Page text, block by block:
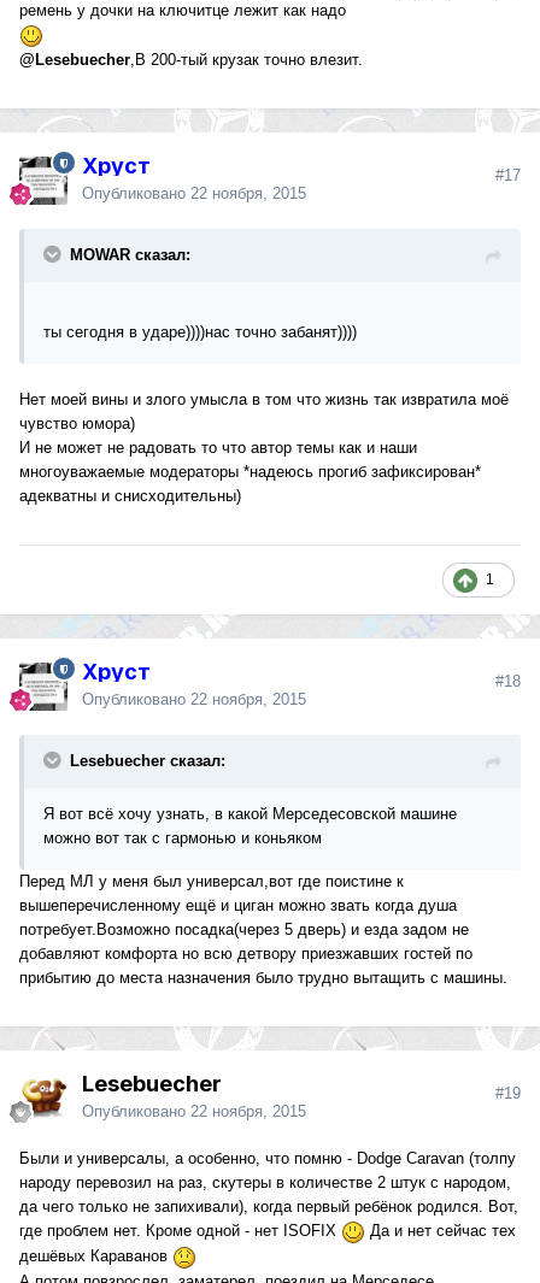
ремень у дочки на ключитце лежит как надо
@Lesebuecher ,В 200-тый крузак точно влезит.
Хруст
Опубликовано 22 ноября, 2015
#17
MOWAR сказал:
ты сегодня в ударе))))нас точно забанят))))
Нет моей вины и злого умысла в том что жизнь так извратила моё
чувство юмора)
И не может не радовать то что автор темы как и наши
многоуважаемые модераторы *надеюсь прогиб зафиксирован*
адекватны и снисходительны)
1
Хруст
Опубликовано 22 ноября, 2015
#18
Lesebuecher сказал:
Я вот всё хочу узнать, в какой Мерседесовской машине
можно вот так с гармонью и коньяком
Перед МЛ у меня был универсал,вот где поистине к
вышеперечисленному ещё и циган можно звать когда душа
потребует.Возможно посадка(через 5 дверь) и езда задом не
добавляют комфорта но всю детвору приезжавших гостей по
прибытию до места назначения было трудно вытащить с машины.
Lesebuecher
Опубликовано 22 ноября, 2015
#19
Были и универсалы, а особенно, что помню - Dodge Caravan (толпу
народу перевозил на раз, скутеры в количестве 2 штук с народом,
да чего только не запихивали), когда первый ребёнок родился. Вот,
где проблем нет. Кроме одной - нет ISOFIX
Да и нет сейчас тех
дешёвых Караванов